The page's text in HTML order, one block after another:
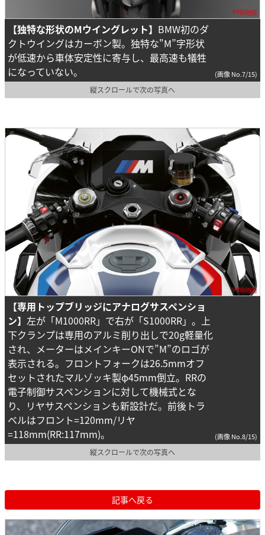
【独特な形状のMウイングレット】 BMW初のダ
クトウイングはカーボン製。独特な"M”字形状
が低速から車体安定性に寄与し、最高速も犠牲
になっていない。
(画像 No.7/15)
縦スクロールで次の写真へ
【専用トップブリッジにアナログサスペンショ
ン】 左が「M1000RR」で右が「S1000RR」。上
下クランプは専用のアルミ削り出しで20g軽量化
され、メーターはメインキーONで”M”のロゴが
表示される。フロントフォークは26.5mmオフ
セットされたマルゾッキ製φ45mm倒立。RRの
電子制御サスペンションに対して機械式とな
り、リヤサスペンションも新設計だ。前後トラ
ベルはフロント=120mm/リヤ
=118mm(RR:117mm)。
(画像 No.8/15)
縦スクロールで次の写真へ
記事へ戻る